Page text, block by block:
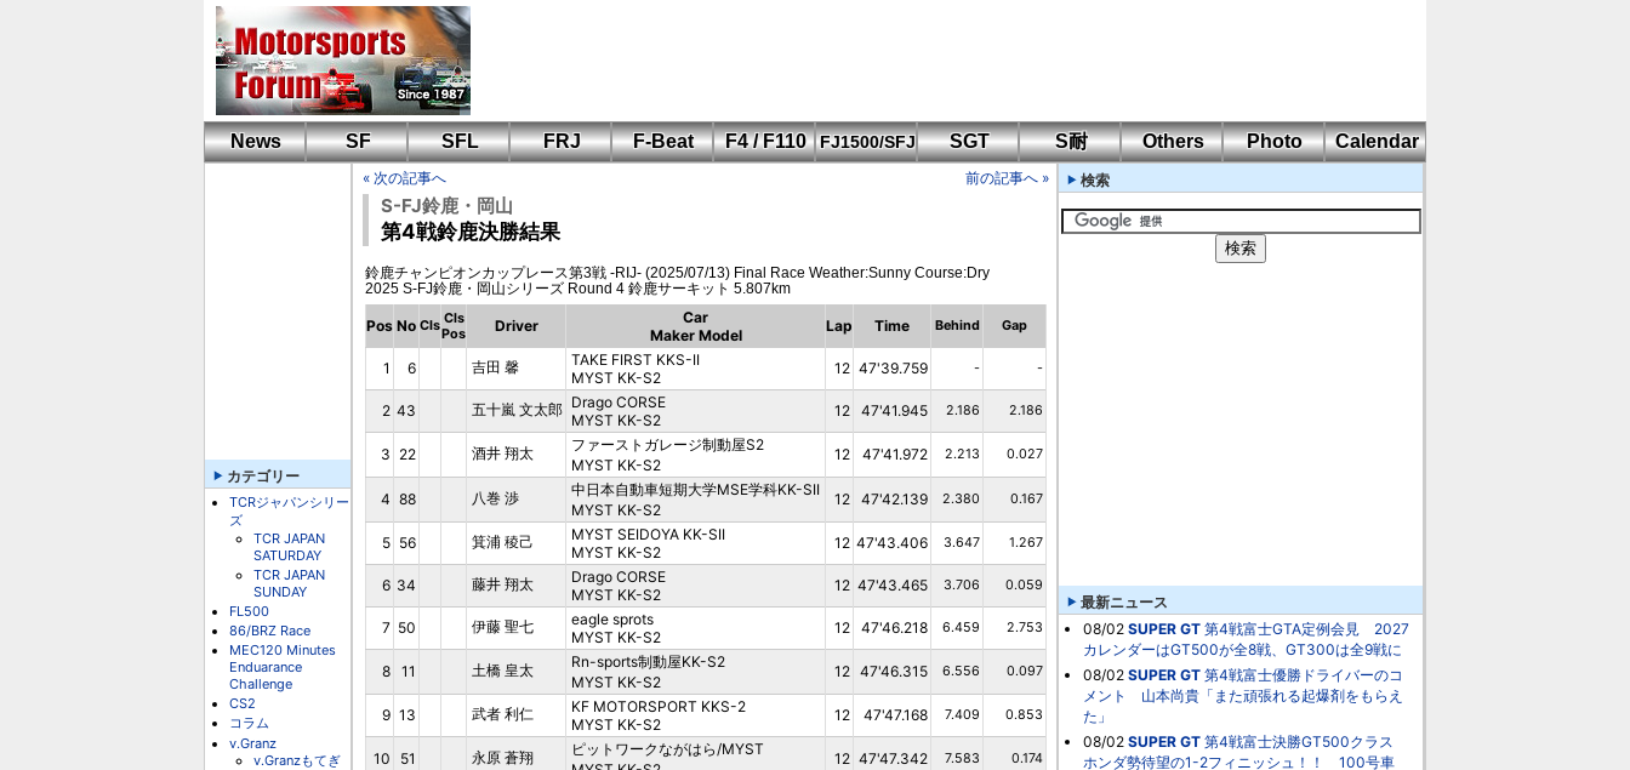
News SF SFL FRJ F-Beat
F4 / F110
FJ1500/SFJ SGT S耐 Others Photo Calendar
カテゴリー
TCRジャパンシリー
ズ
TCR JAPAN
SATURDAY
TCR JAPAN
SUNDAY
FL500
86/BRZ Race
MEC120 Minutes
Enduarance
Challenge
CS2
コラム
v.Granz
v.Granzもてぎ
« 次の記事へ 前の記事へ »
S-FJ鈴鹿・岡山
第4戦鈴鹿決勝結果
鈴鹿チャンピオンカップレース第3戦 -RIJ- (2025/07/13) Final Race Weather:Sunny Course:Dry
2025 S-FJ鈴鹿・岡山シリーズ Round 4 鈴鹿サーキット 5.807km
Pos No Cls Cls
Pos
Driver
Car
Maker Model
Lap Time Behind Gap
1 6 吉田 馨
TAKE FIRST KKS-II
MYST KK-S2
12 47'39.759 - -
2 43 五十嵐 文太郎 Drago CORSE
MYST KK-S2
12 47'41.945 2.186 2.186
3 22 酒井 翔太
ファーストガレージ制動屋S2
MYST KK-S2
12 47'41.972 2.213 0.027
4 88 八巻 渉
中日本自動車短期大学MSE学科KK-SII
MYST KK-S2
12 47'42.139 2.380 0.167
5 56 箕浦 稜己
MYST SEIDOYA KK-SII
MYST KK-S2
12 47'43.406 3.647 1.267
6 34 藤井 翔太
Drago CORSE
MYST KK-S2
12 47'43.465 3.706 0.059
7 50 伊藤 聖七
eagle sprots
MYST KK-S2
12 47'46.218 6.459 2.753
8 11 土橋 皇太
Rn-sports制動屋KK-S2
MYST KK-S2
12 47'46.315 6.556 0.097
9 13 武者 利仁
KF MOTORSPORT KKS-2
MYST KK-S2
12 47'47.168 7.409 0.853
10 51 永原 蒼翔
ピットワークながはら/MYST
12 47'47.342 7.583 0.174
検索
最新ニュース
08/02 SUPER GT 第4戦富士GTA定例会見 2027
カレンダーはGT500が全8戦、GT300は全9戦に
08/02 SUPER GT 第4戦富士優勝ドライバーのコ
メント 山本尚貴「また頑張れる起爆剤をもらえ
た」
08/02 SUPER GT 第4戦富士決勝GT500クラス
ホンダ勢待望の1-2フィニッシュ！！ 100号車